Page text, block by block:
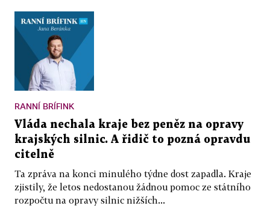
RANNÍ BRÍFINK
Vláda nechala kraje bez peněz na opravy
krajských silnic. A řidič to pozná opravdu
citelně
Ta zpráva na konci minulého týdne dost zapadla. Kraje
zjistily, že letos nedostanou žádnou pomoc ze státního
rozpočtu na opravy silnic nižších...